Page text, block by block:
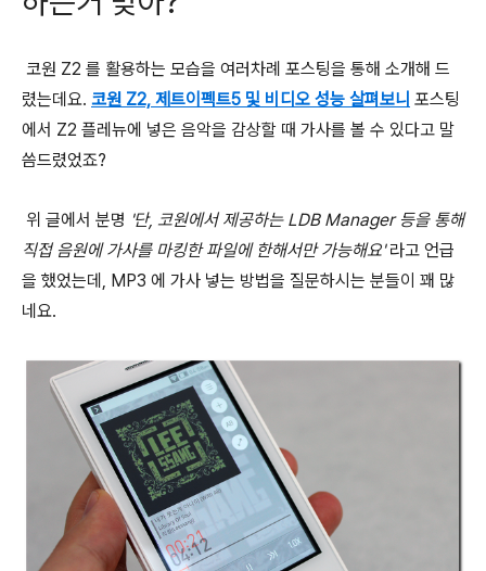
코원 Z2 를 활용하는 모습을 여러차례 포스팅을 통해 소개해 드
렸는데요. 코원 Z2, 제트이펙트5 및 비디오 성능 살펴보니 포스팅
에서 Z2 플레뉴에 넣은 음악을 감상할 때 가사를 볼 수 있다고 말
씀드렸었죠?
위 글에서 분명 '단, 코원에서 제공하는 LDB Manager 등을 통해
직접 음원에 가사를 마킹한 파일에 한해서만 가능해요'라고 언급
을 했었는데, MP3 에 가사 넣는 방법을 질문하시는 분들이 꽤 많
네요.